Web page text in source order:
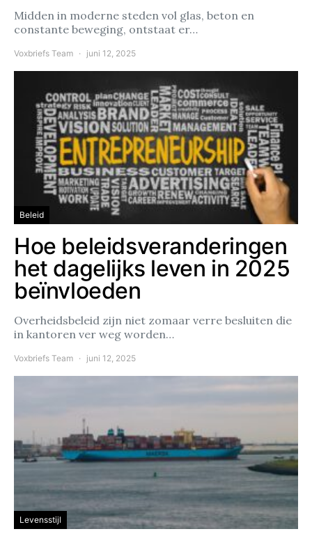
Midden in moderne steden vol glas, beton en
constante beweging, ontstaat er…
Voxbriefs Team juni 12, 2025
Beleid
Hoe beleidsveranderingen
het dagelijks leven in 2025
beïnvloeden
Overheidsbeleid zijn niet zomaar verre besluiten die
in kantoren ver weg worden…
Voxbriefs Team juni 12, 2025
Levensstijl